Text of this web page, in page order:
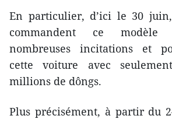
En particulier, d’ici le 30
commandent ce modèle
nombreuses incitations et
cette voiture avec
millions de dôngs.
Plus précisément, à partir du